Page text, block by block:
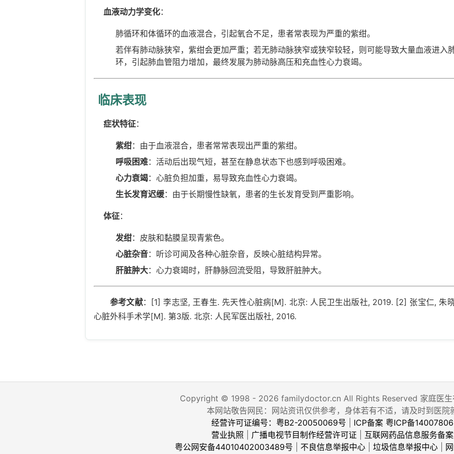
血液动力学变化：
肺循环和体循环的血液混合，引起氧合不足，患者常表现为严重的紫绀。
若伴有肺动脉狭窄，紫绀会更加严重；若无肺动脉狭窄或狭窄较轻，则可能导致大量血液进入
环，引起肺血管阻力增加，最终发展为肺动脉高压和充血性心力衰竭。
临床表现
症状特征：
紫绀：由于血液混合，患者常常表现出严重的紫绀。
呼吸困难：活动后出现气短，甚至在静息状态下也感到呼吸困难。
心力衰竭：心脏负担加重，易导致充血性心力衰竭。
生长发育迟缓：由于长期慢性缺氧，患者的生长发育受到严重影响。
体征：
发绀：皮肤和黏膜呈现青紫色。
心脏杂音：听诊可闻及各种心脏杂音，反映心脏结构异常。
肝脏肿大：心力衰竭时，肝静脉回流受阻，导致肝脏肿大。
参考文献：[1] 李志坚, 王春生. 先天性心脏病[M]. 北京: 人民卫生出版社, 2019. [2] 张宝仁, 朱
心脏外科手术学[M]. 第3版. 北京: 人民军医出版社, 2016.
Copyright © 1998 - 2026 familydoctor.cn All Rights Reserved 家庭医生
本网站敬告网民：网站资讯仅供参考，身体若有不适，请及时到医院
经营许可证编号：粤B2-20050069号
ICP备案 粤ICP备
营业执照
广播电视节目制作经营许可证
互联网药品信息服务备
粤公网安备44010402003489号
不良信息举报中心 垃圾信息举报中心